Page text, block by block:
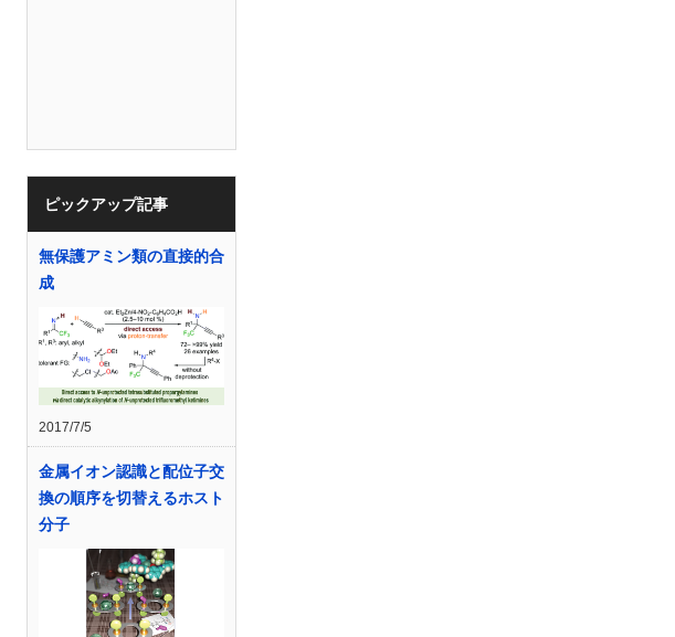
ピックアップ記事
無保護アミン類の直接的合
成
2017/7/5
金属イオン認識と配位子交
換の順序を切替えるホスト
分子